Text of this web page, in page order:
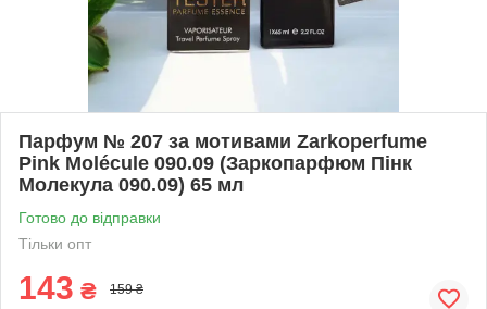
Парфум № 207 за мотивами Zarkoperfume
Pink Molécule 090.09 (Заркопарфюм Пінк
Молекула 090.09) 65 мл
Готово до відправки
Тільки опт
143 ₴ 159 ₴